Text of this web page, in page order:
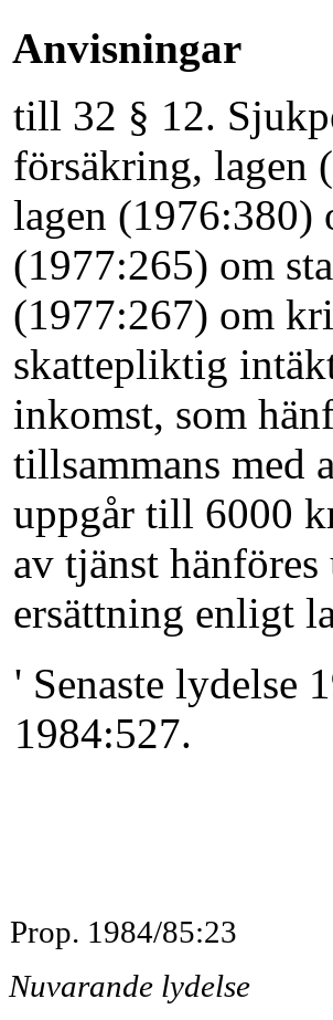
Anvisningar
till 32 § 12.
försäkring, lagen
lagen (1976:380)
(1977:265) om
(1977:267) om
skattepliktig
inkomst, som
tillsammans med
uppgår till 6000
av tjänst
ersättning enligt
' Senaste lydelse
1984:527.
Prop. 1984/85:23
Nuvarande lydelse